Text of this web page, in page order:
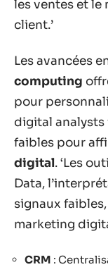
les ventes et le
client.’
Les avancées
computing
pour
digital
faibles pour
digital. ‘Les
Data,
signaux
marketing
CRM :